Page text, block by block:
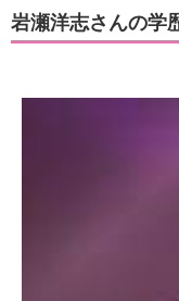
岩瀬洋志さんの学